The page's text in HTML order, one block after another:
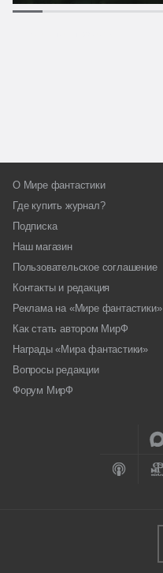
О Мире фантастики
Где купить журнал?
Подписка
Наш магазин
Пользовательское соглашение
Контакты и редакция
Реклама на «Мире фантастики»
Как стать автором МирФ
Награды «Мира фантастики»
Вопросы редакции
Форум МирФ